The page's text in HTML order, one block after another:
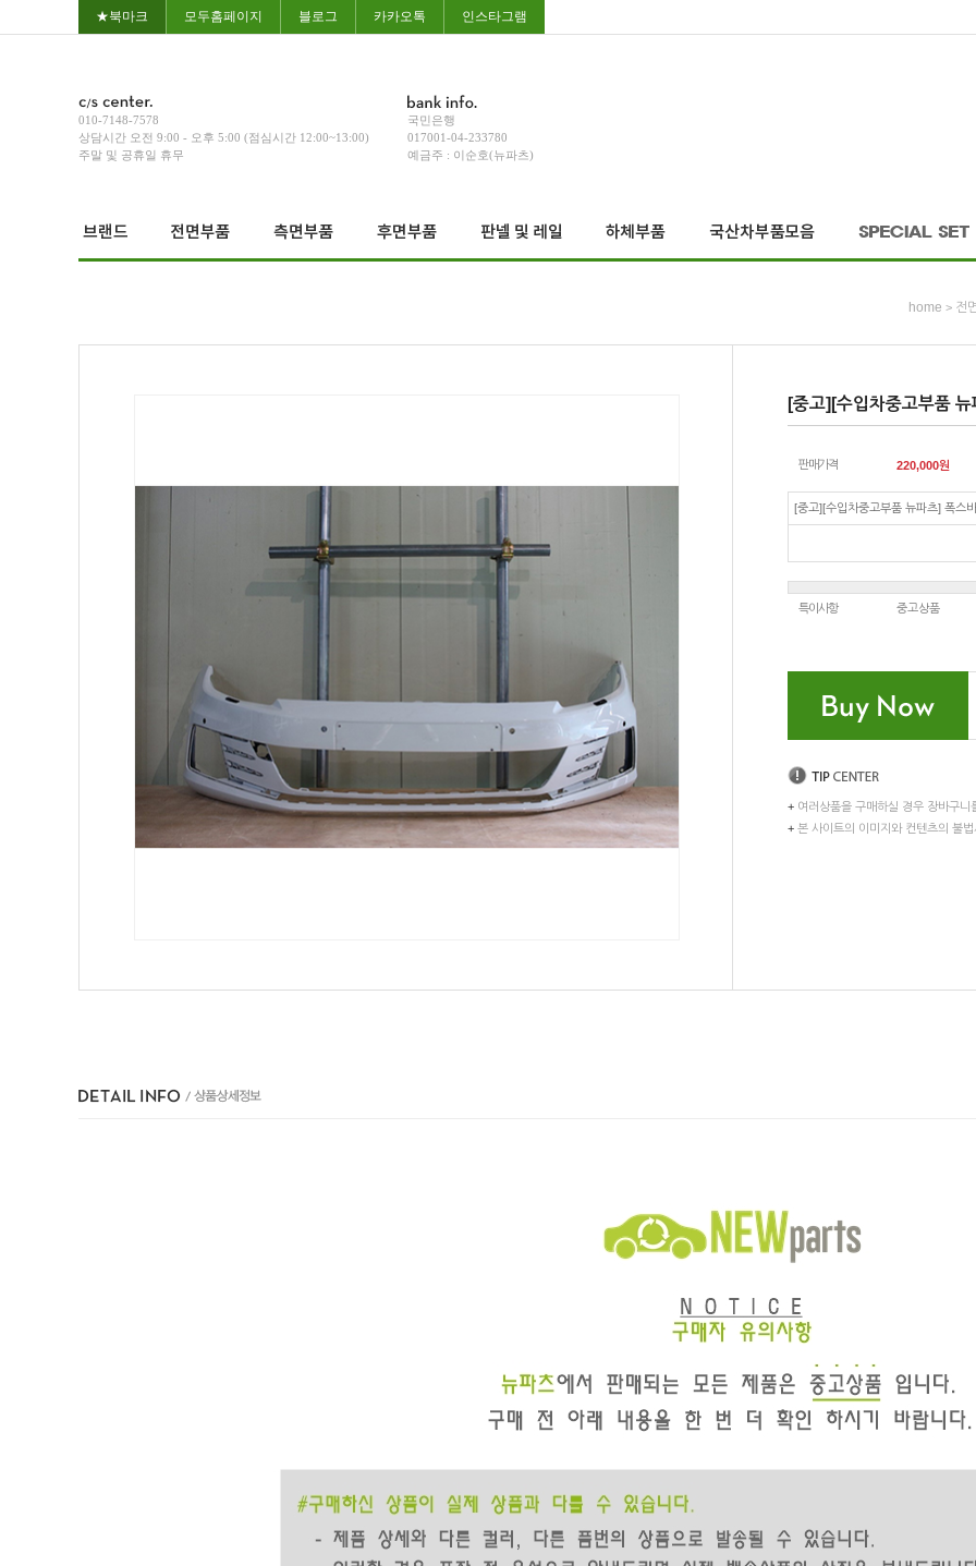
★북마크 모두홈페이지 블로그 카카오톡 인스타그램
010-7148-7578
상담시간 오전 9:00 - 오후 5:00 (점심시간 12:00~13:00)
주말 및 공휴일 휴무
국민은행
017001-04-233780
예금주 : 이순호(뉴파츠)
home > 전
[중고][수입차중고부품
판매가격 220,000원
[중고][수입차중고부품 뉴파츠] 폭스
특이사항 중고상품
+ 여러상품을 구매하실 경우 장바구니
+ 본 사이트의 이미지와 컨텐츠의 불법